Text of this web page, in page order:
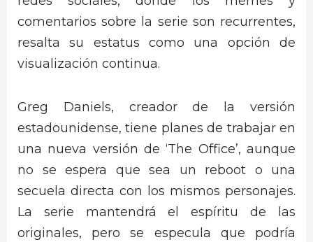
comentarios sobre la serie son recurrentes,
resalta su estatus como una opción de
visualización continua.
Greg Daniels, creador de la versión
estadounidense, tiene planes de trabajar en
una nueva versión de ‘The Office’, aunque
no se espera que sea un reboot o una
secuela directa con los mismos personajes.
La serie mantendrá el espíritu de las
originales, pero se especula que podría